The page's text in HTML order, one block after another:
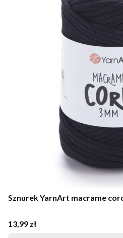
Sznurek YarnArt
Cena
13,99 zł